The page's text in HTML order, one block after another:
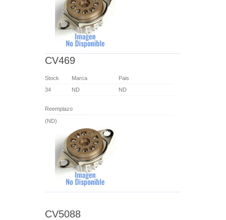
CV469
Stock Marca
Pais
34
ND ND
Reemplazo
(ND)
CV5088